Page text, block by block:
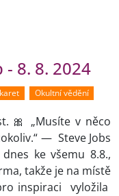
8. 8. 2024
Okultní vědění
🎀 „Musíte v něco
— Steve Jobs
dnes ke všemu 8.8.,
takže je na místě
inspiraci vyložila